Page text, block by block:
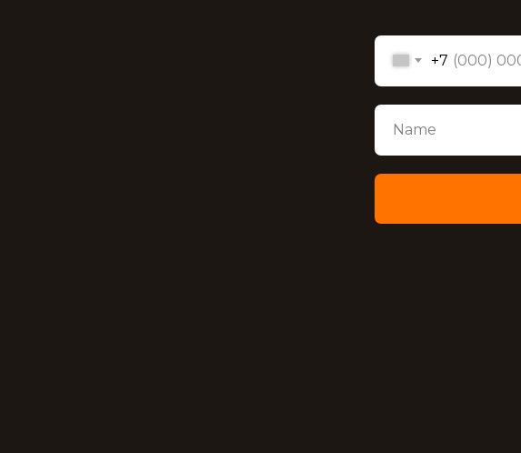
+7